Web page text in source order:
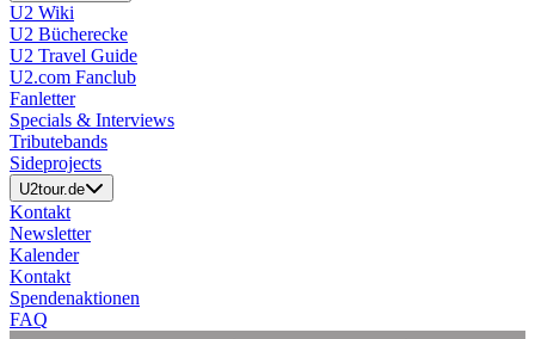
U2 Wiki
U2 Bücherecke
U2 Travel Guide
U2.com Fanclub
Fanletter
Specials & Interviews
Tributebands
Sideprojects
U2tour.de
Kontakt
Newsletter
Kalender
Kontakt
Spendenaktionen
FAQ